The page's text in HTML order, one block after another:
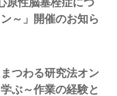
原性脳塞栓症につ
～」開催のお知ら
つわる研究法オン
ぶ～作業の経験と